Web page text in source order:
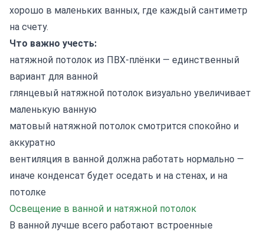
хорошо в маленьких ванных, где каждый сантиметр
на счету.
Что важно учесть:
натяжной потолок из ПВХ-плёнки — единственный
вариант для ванной
глянцевый натяжной потолок визуально увеличивает
маленькую ванную
матовый натяжной потолок смотрится спокойно и
аккуратно
вентиляция в ванной должна работать нормально —
иначе конденсат будет оседать и на стенах, и на
потолке
Освещение в ванной и натяжной потолок
В ванной лучше всего работают встроенные